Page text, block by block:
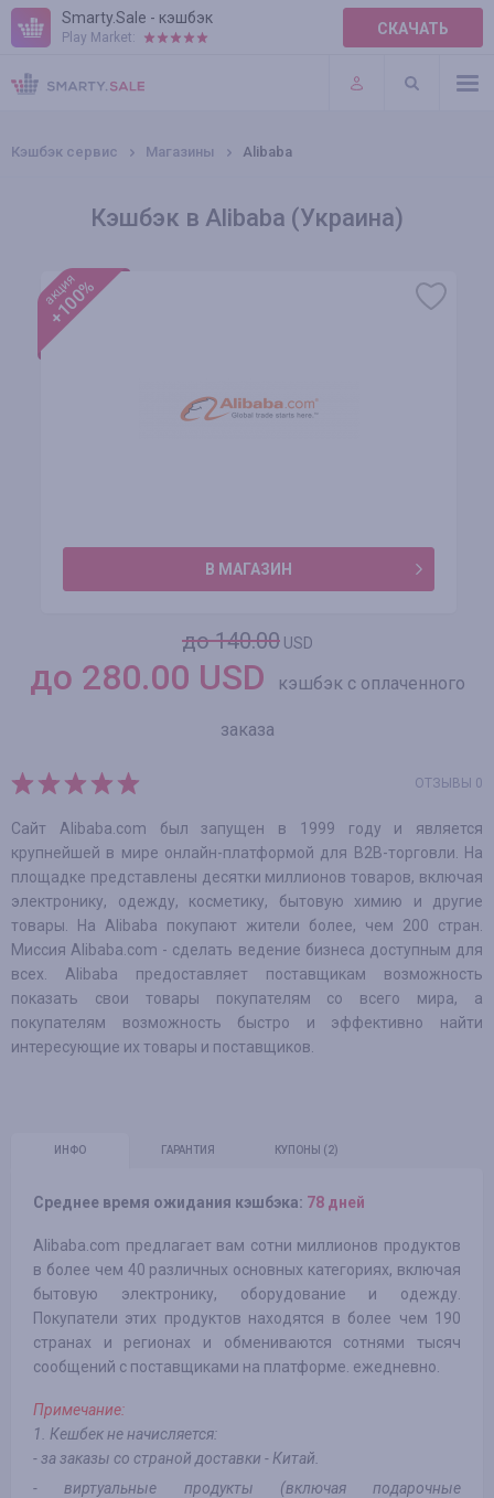
Smarty.Sale - кэшбэк
Play Market: СКАЧАТЬ
ПРАВИЛА
ПЛАГИНЫ
Кэшбэк сервис Магазины Alibaba
Кэшбэк в Alibaba (Украина)
акция
+100%
В МАГАЗИН
до 140.00USD
до 280.00 USD кэшбэк с оплаченного
заказа
ОТЗЫВЫ 0
Сайт Alibaba.com был запущен в 1999 году и является
крупнейшей в мире онлайн-платформой для В2В-торговли. На
площадке представлены десятки миллионов товаров, включая
электронику, одежду, косметику, бытовую химию и другие
товары. На Alibaba покупают жители более, чем 200 стран.
Миссия Alibaba.com - сделать ведение бизнеса доступным для
всех. Alibaba предоставляет поставщикам возможность
показать свои товары покупателям со всего мира, а
покупателям возможность быстро и эффективно найти
интересующие их товары и поставщиков.
ИНФО ГАРАНТИЯ КУПОНЫ (2)
Среднее время ожидания кэшбэка: 78 дней
Alibaba.com предлагает вам сотни миллионов продуктов
в более чем 40 различных основных категориях, включая
бытовую электронику, оборудование и одежду.
Покупатели этих продуктов находятся в более чем 190
странах и регионах и обмениваются сотнями тысяч
сообщений с поставщиками на платформе. ежедневно.
Примечание:
1. Кешбек не начисляется:
- за заказы со страной доставки - Китай.
- виртуальные продукты (включая подарочные